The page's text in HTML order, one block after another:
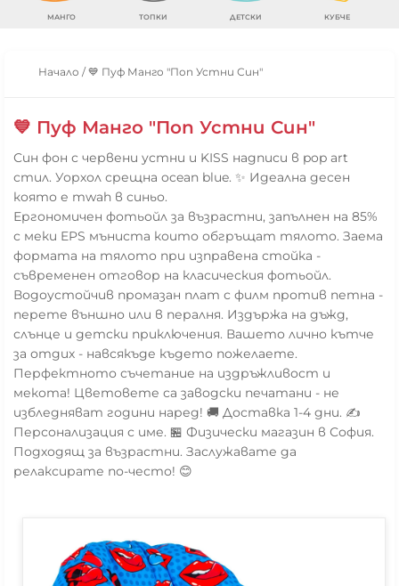
МАНГО ТОПКИ ДЕТСКИ КУБЧЕ
Начало /💙 Пуф Манго "Поп Устни Син"
💙 Пуф Манго "Поп Устни Син"
Син фон с червени устни и KISS надписи в pop art
стил. Уорхол срещна ocean blue. ✨ Идеална десен
която е mwah в синьо.
Ергономичен фотьойл за възрастни, запълнен на 85%
с меки EPS мъниста които обгръщат тялото. Заема
формата на тялото при изправена стойка -
съвременен отговор на класическия фотьойл.
Водоустойчив промазан плат с филм против петна -
перете външно или в пералня. Издържа на дъжд,
слънце и детски приключения. Вашето лично кътче
за отдих - навсякъде където пожелаете.
Перфектното съчетание на издръжливост и
мекота! Цветовете са заводски печатани - не
избледняват години наред! 🚚 Доставка 1-4 дни. ✍️
Персонализация с име. 🏪 Физически магазин в София.
Подходящ за възрастни. Заслужавате да
релаксирате по-често! 😊